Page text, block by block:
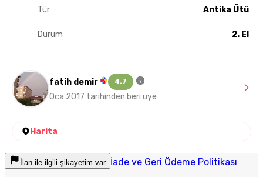
Tür Antika Ütü
Durum 2. El
fatih demir 4.7
Oca 2017 tarihinden beri üye
Harita
İlan ile ilgili şikayetim var İade ve Geri Ödeme Politikası